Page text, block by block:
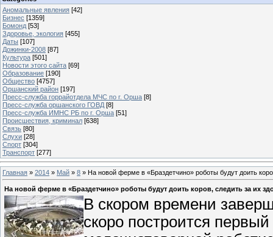
Аномальные явления [42]
Бизнес [1359]
Бомонд [53]
Здоровье, экология [455]
Даты [107]
Дожинки-2008 [87]
Культура [501]
Новости этого сайта [69]
Образование [190]
Общество [4757]
Оршанский район [197]
Пресс-служба горрайотдела МЧС по г. Орша [8]
Пресс-служба оршанского ГОВД [8]
Пресс-служба ИМНС РБ по г. Орша [51]
Проиcшествия, криминал [638]
Связь [80]
Слухи [28]
Спорт [304]
Транспорт [277]
Главная » 2014 » Май » 8 » На новой ферме в «Браздетчино» роботы будут доить
На новой ферме в «Браздетчино» роботы будут доить коров, следить за их
В скором времени
скоро построится